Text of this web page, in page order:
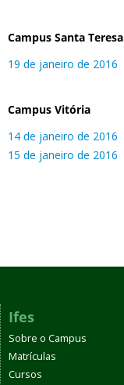
Campus Santa Teresa
19 de janeiro de 2016
Campus Vitória
14 de janeiro de 2016
15 de janeiro de 2016
Ifes
Sobre o Campus
Matrículas
Cursos